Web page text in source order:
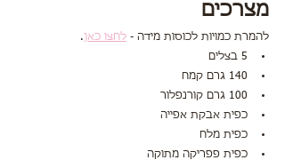
מצרכים
להמרת כמויות לכוסות מידה - לחצו כאן .
5 בצלים
140 גרם קמח
100 גרם קורנפלור
כפית אבקת אפייה
כפית מלח
כפית פפריקה מתוקה